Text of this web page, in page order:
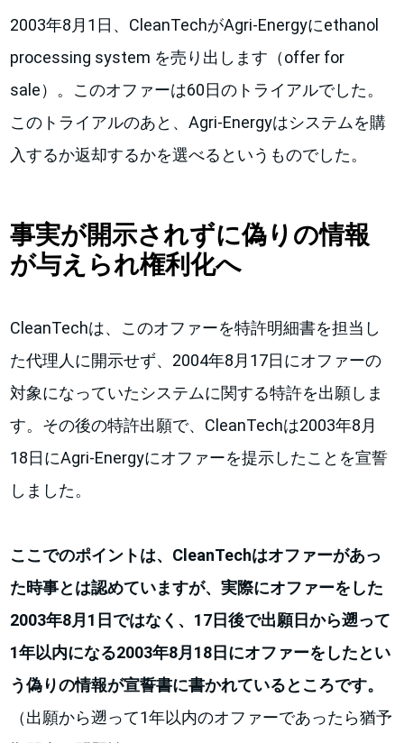
2003年8月1日、CleanTechがAgri-Energyにethanol
processing system を売り出します（offer for
sale）。このオファーは60日のトライアルでした。
このトライアルのあと、Agri-Energyはシステムを購
入するか返却するかを選べるというものでした。
事実が開示されずに偽りの情報
が与えられ権利化へ
CleanTechは、このオファーを特許明細書を担当し
た代理人に開示せず、2004年8月17日にオファーの
対象になっていたシステムに関する特許を出願しま
す。その後の特許出願で、CleanTechは2003年8月
18日にAgri-Energyにオファーを提示したことを宣誓
しました。
ここでのポイントは、CleanTechはオファーがあっ
た時事とは認めていますが、実際にオファーをした
2003年8月1日ではなく、17日後で出願日から遡って
1年以内になる2003年8月18日にオファーをしたとい
う偽りの情報が宣誓書に書かれているところです。
（出願から遡って1年以内のオファーであったら猶予